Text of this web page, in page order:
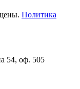
Политика
54, оф. 505